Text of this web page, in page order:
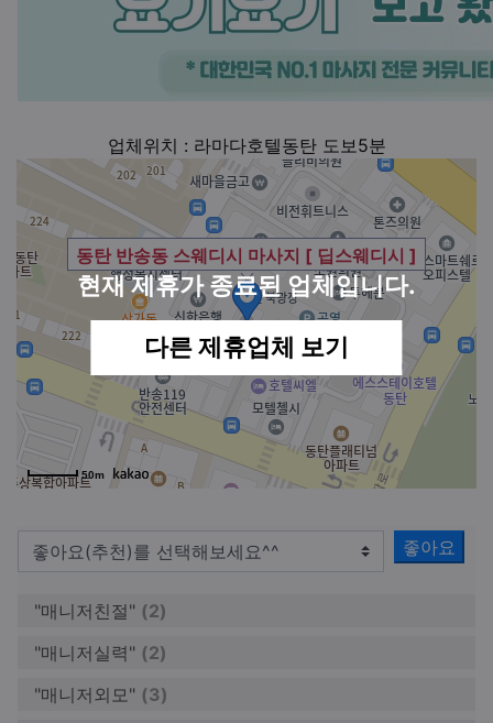
현재 제휴가 종료된 업체입니다.
다른 제휴업체 보기
업체위치 : 라마다호텔동탄 도보5분
동탄 반송동 스웨디시 마사지 [ 딥스웨디시 ]
50m
좋아요
"매니저친절" (2)
"매니저실력" (2)
"매니저외모" (3)